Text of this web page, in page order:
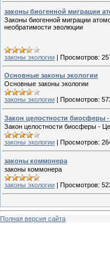
законы биогенной миграции
Законы биогенной миграции
необратимости эволюции
законы экологии | Просмотров:
Основные законы экологии
Основные законы экологии
законы экологии | Просмотров:
Закон целостности биосферы
Закон целостности биосферы -
законы экологии | Просмотров:
законы коммонера
законы коммонера
законы экологии | Просмотров:
Полная версия сайта